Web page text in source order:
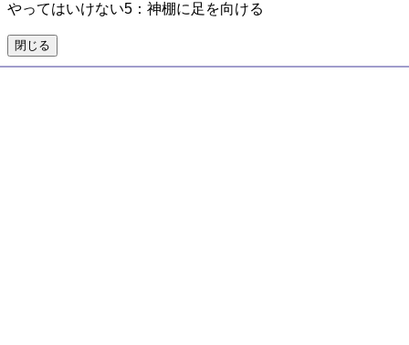
やってはいけない5：神棚に足を向ける
閉じる